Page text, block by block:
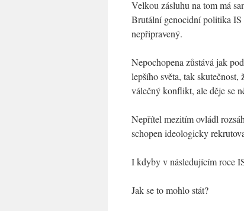
Velkou zásluhu na tom má
Brutální genocidní politika IS
nepřipravený.
Nepochopena zůstává jak
lepšího světa, tak
válečný konflikt, ale děje se
Nepřítel mezitím ovládl
schopen ideologicky
I kdyby v následujícím roce
Jak se to mohlo stát?